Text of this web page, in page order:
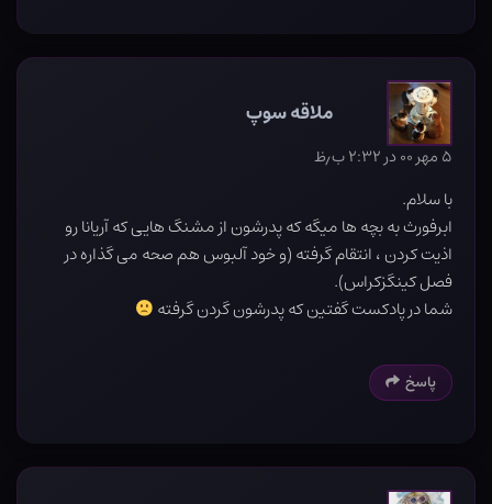
ملاقه سوپ
۵ مهر ۰۰ در ۲:۳۲ ب٫ظ
با سلام.
ابرفورث به بچه ها میگه که پدرشون از مشنگ هایی که آریانا رو
اذیت کردن ، انتقام گرفته (و خود آلبوس هم صحه می گذاره در
فصل کینگزکراس).
شما در پادکست گفتین که پدرشون گردن گرفته
پاسخ